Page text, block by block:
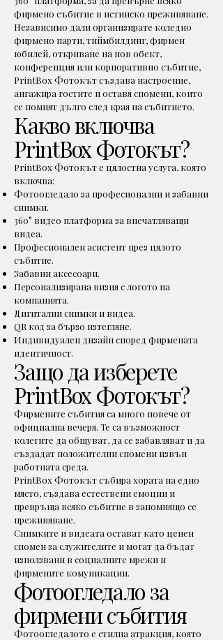
фирмено събитие в истинско преживяване.
Независимо дали организирате коледно
фирмено парти, тиймбилдинг, фирмен
юбилей, откриване на нов обект,
конференция или корпоративно събитие,
PrintBox Фотокът създава настроение,
ангажира гостите и оставя спомени, които
се помнят дълго след края на събитието.
Какво включва
PrintBox Фотокът?
PrintBox Фотокът е цялостна услуга, която
включва:
Фотоогледало за професионални и забавни
снимки.
360° видео платформа за впечатляващи
видеа.
Професионален асистент през цялото
събитие.
Забавни аксесоари.
Персонализирана визия с логото на
компанията.
Дигитални снимки и видеа.
QR код за бързо изтегляне.
Индивидуален дизайн според фирмената
идентичност.
Защо да изберете
PrintBox Фотокът?
Фирмените събития са много повече от
официална вечеря. Те са възможност
колегите да общуват, да се забавляват и да
създадат положителни спомени извън
работната среда.
PrintBox Фотокът събира хората на едно
място, създава естествени емоции и
превръща всяко събитие в запомнящо се
преживяване.
Снимките и видеата остават като ценен
спомен за служителите и могат да бъдат
използвани в социалните мрежи и
фирмените комуникации.
Фотоогледало за
фирмени събития
Фотоогледалото е стилна атракция, която